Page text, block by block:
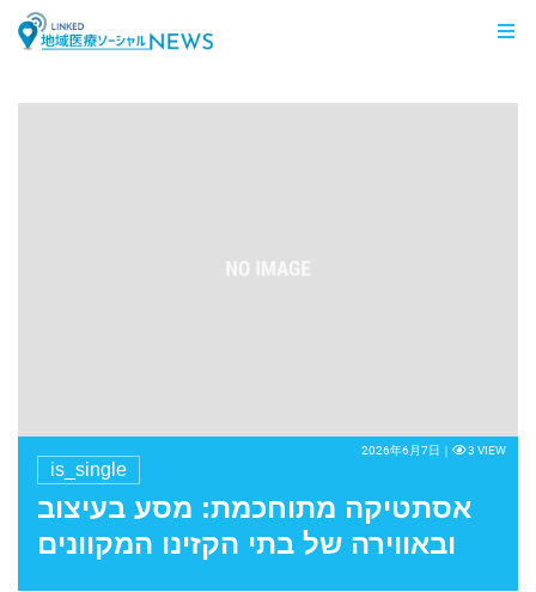
LINKED 地域医療ソーシャルNEWS
is_single
אסתטיקה מתוחכמת: מסע בעיצוב
ובאווירה של בתי הקזינו המקוונים
2026年6月7日｜ 3 VIEW